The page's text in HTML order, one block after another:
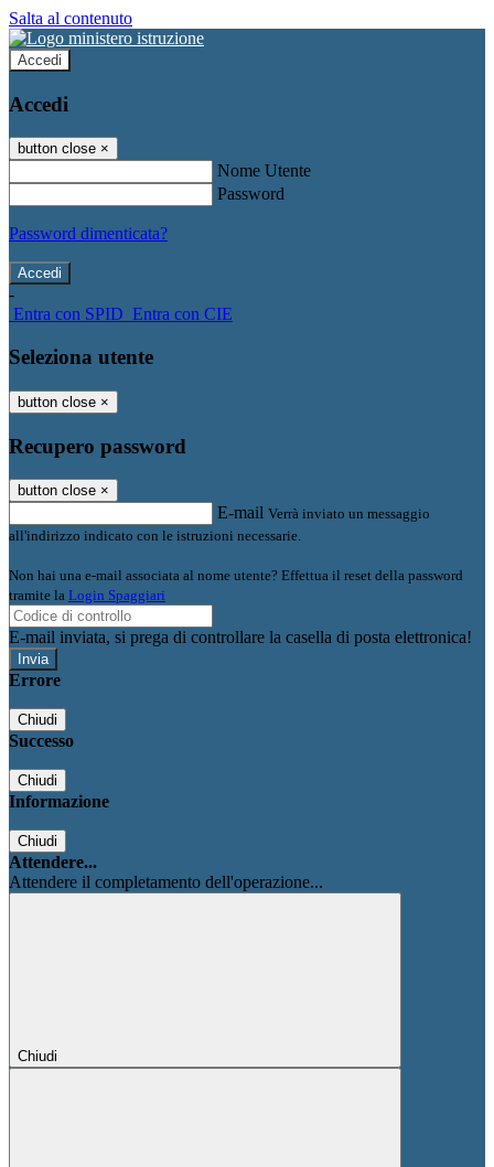
Salta al contenuto
Accedi
Accedi
button close ×
Nome Utente
Password
Password dimenticata?
-
Entra con SPID Entra con CIE
Seleziona utente
button close ×
Recupero password
button close ×
E-mail Verrà inviato un messaggio
all'indirizzo indicato con le istruzioni necessarie.
Non hai una e-mail associata al nome utente? Effettua il reset della password
tramite la Login Spaggiari
E-mail inviata, si prega di controllare la casella di posta elettronica!
Errore
Chiudi
Successo
Chiudi
Informazione
Chiudi
Attendere...
Attendere il completamento dell'operazione...
Chiudi